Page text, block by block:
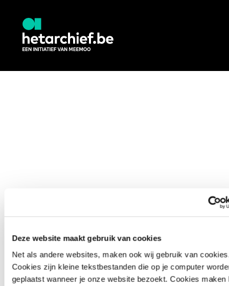
Deze website maakt gebruik van cookies
Net als andere websites, maken ook wij gebruik van
Cookies zijn kleine tekstbestanden die op je computer
geplaatst wanneer je onze website bezoekt. Cookies maken